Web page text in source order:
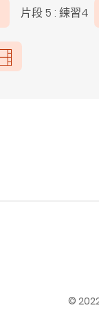
片段 5 : 練習4
©